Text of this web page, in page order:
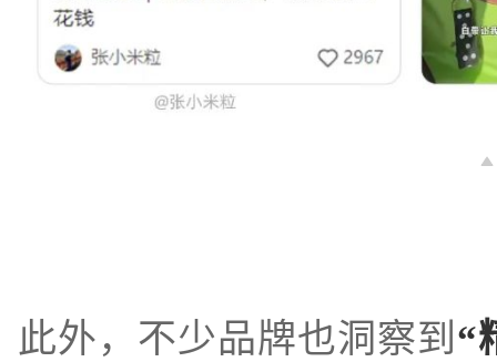
此外，不少品牌也洞察到 “